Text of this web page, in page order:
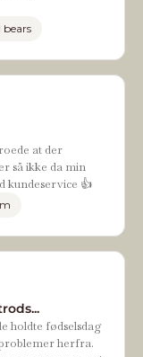
bears
at der
så ikke da min
kundeservice 👍
holdte fødselsdag
herfra.